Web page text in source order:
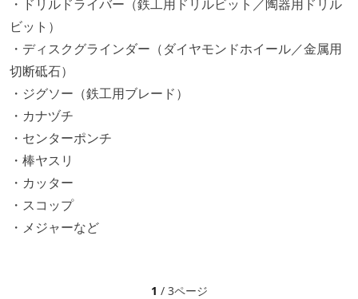
・ドリルドライバー（鉄工用ドリルビット／陶器用ドリル
ビット）
・ディスクグラインダー（ダイヤモンドホイール／金属用
切断砥石）
・ジグソー（鉄工用ブレード）
・カナヅチ
・センターポンチ
・棒ヤスリ
・カッター
・スコップ
・メジャーなど
1 / 3ページ